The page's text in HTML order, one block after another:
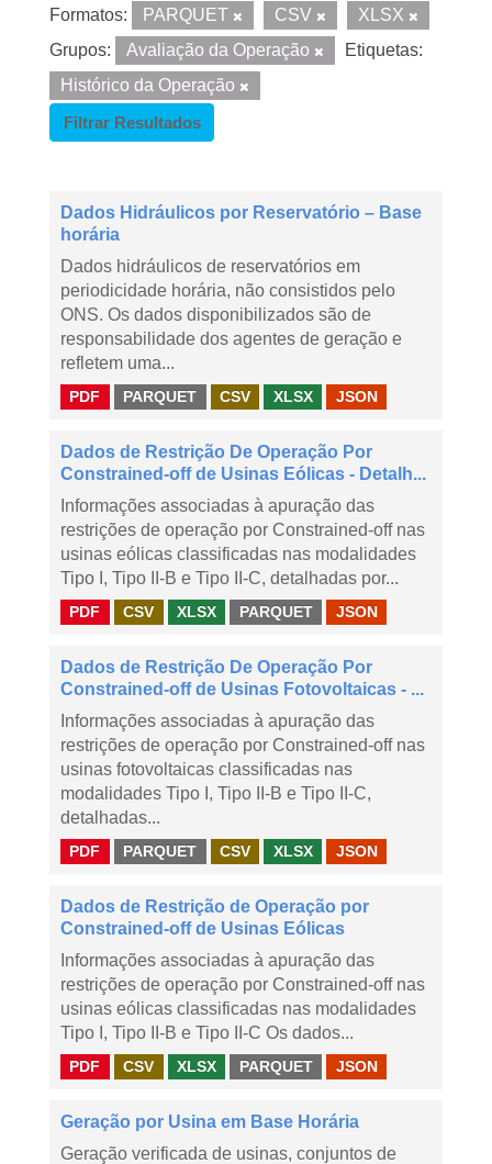
Formatos: PARQUET CSV
XLSX
Grupos:
Avaliação da Operação
Etiquetas:
Histórico da Operação
Filtrar Resultados
Dados Hidráulicos por Reservatório – Base
horária
Dados hidráulicos de reservatórios em
periodicidade horária, não consistidos pelo
ONS. Os dados disponibilizados são de
responsabilidade dos agentes de geração e
refletem uma...
PDF PARQUET CSV XLSX JSON
Dados de Restrição De Operação Por
Constrained-off de Usinas Eólicas - Detalh...
Informações associadas à apuração das
restrições de operação por Constrained-off nas
usinas eólicas classificadas nas modalidades
Tipo I, Tipo II-B e Tipo II-C, detalhadas por...
PDF CSV XLSX PARQUET JSON
Dados de Restrição De Operação Por
Constrained-off de Usinas Fotovoltaicas - ...
Informações associadas à apuração das
restrições de operação por Constrained-off nas
usinas fotovoltaicas classificadas nas
modalidades Tipo I, Tipo II-B e Tipo II-C,
detalhadas...
PDF PARQUET CSV XLSX JSON
Dados de Restrição de Operação por
Constrained-off de Usinas Eólicas
Informações associadas à apuração das
restrições de operação por Constrained-off nas
usinas eólicas classificadas nas modalidades
Tipo I, Tipo II-B e Tipo II-C Os dados...
PDF CSV XLSX PARQUET JSON
Geração por Usina em Base Horária
Geração verificada de usinas, conjuntos de